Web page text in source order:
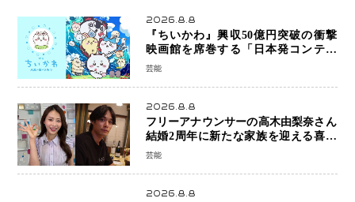
2026.8.8
『ちいかわ』興収50億円突破の衝撃
映画館を席巻する「日本発コンテン
ツ」の強さ スパイダーマン、モアナ
芸能
2026.8.8
フリーアナウンサーの高木由梨奈さん
結婚2周年に新たな家族を迎える喜び
を報告 夫・岸田タツヤさんと連名
芸能
2026.8.8